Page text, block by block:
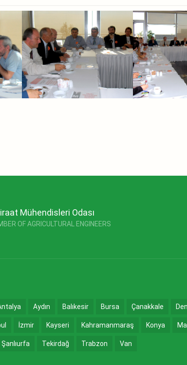
Mühendisleri Odası
OF AGRICULTURAL ENGINEERS
Aydın Balıkesir Bursa Çanakkale
İzmir Kayseri Kahramanmaraş Konya
Şanlıurfa Tekirdağ Trabzon Van